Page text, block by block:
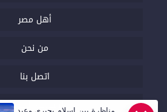
أهل مصر
من نحن
اتصل بنا
السياسة التحريرية